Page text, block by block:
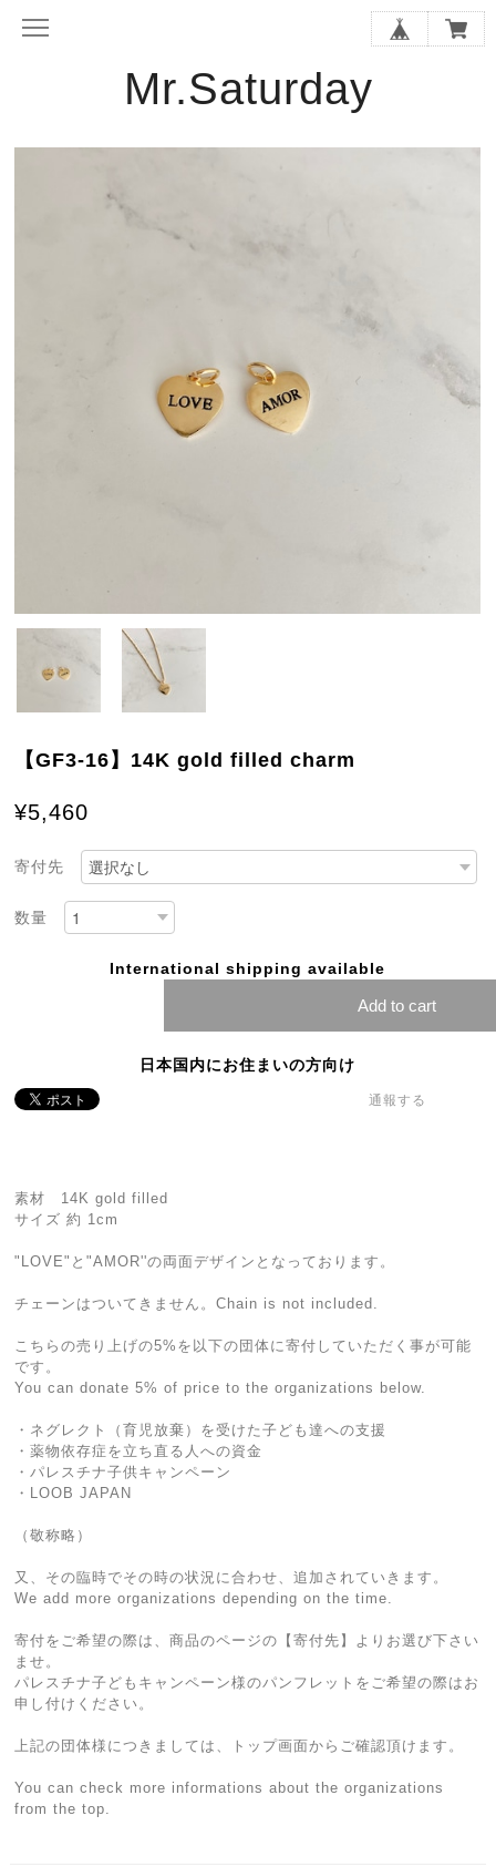
Mr.Saturday
【GF3-16】14K gold filled charm
¥5,460
寄付先
数量
International shipping available
Add to cart
日本国内にお住まいの方向け
通報する
素材 14K gold filled
サイズ 約 1cm
"LOVE"と"AMOR''の両面デザインとなっております。
チェーンはついてきません。Chain is not included.
こちらの売り上げの5%を以下の団体に寄付していただく事が可能
です。
You can donate 5% of price to the organizations below.
・ネグレクト（育児放棄）を受けた子ども達への支援
・薬物依存症を立ち直る人への資金
・パレスチナ子供キャンペーン
・LOOB JAPAN
（敬称略）
又、その臨時でその時の状況に合わせ、追加されていきます。
We add more organizations depending on the time.
寄付をご希望の際は、商品のページの【寄付先】よりお選び下さい
ませ。
パレスチナ子どもキャンペーン様のパンフレットをご希望の際はお
申し付けください。
上記の団体様につきましては、トップ画面からご確認頂けます。
You can check more informations about the organizations
from the top.